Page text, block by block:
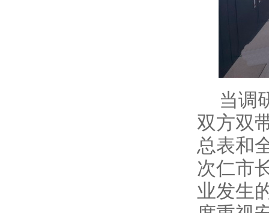
当调
双方双
总表和
次仁市
业发生